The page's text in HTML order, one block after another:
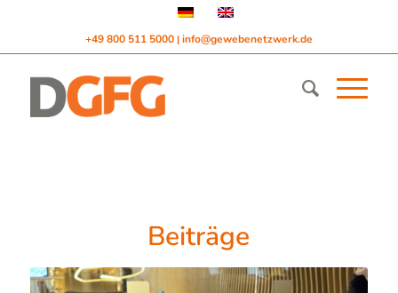
+49 800 511 5000 | info@gewebenetzwerk.de
Beiträge